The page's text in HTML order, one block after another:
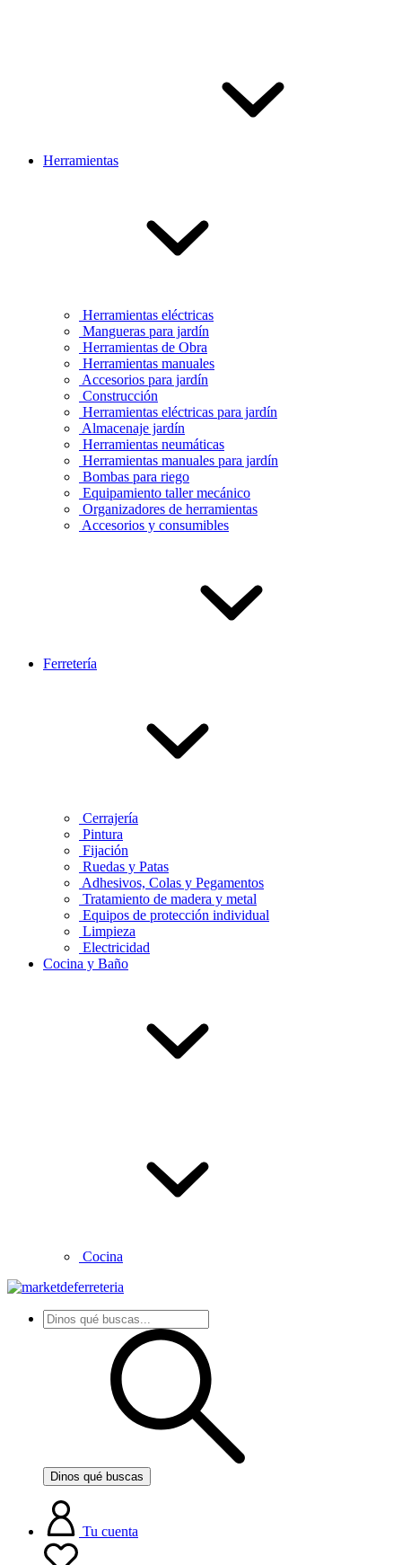
Herramientas
Herramientas eléctricas
Mangueras para jardín
Herramientas de Obra
Herramientas manuales
Accesorios para jardín
Construcción
Herramientas eléctricas para jardín
Almacenaje jardín
Herramientas neumáticas
Herramientas manuales para jardín
Bombas para riego
Equipamiento taller mecánico
Organizadores de herramientas
Accesorios y consumibles
Ferretería
Cerrajería
Pintura
Fijación
Ruedas y Patas
Adhesivos, Colas y Pegamentos
Tratamiento de madera y metal
Equipos de protección individual
Limpieza
Electricidad
Cocina y Baño
Cocina
Dinos qué buscas
Tu cuenta